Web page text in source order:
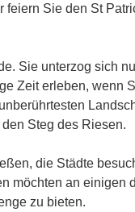
Sie den St
Sie unterzog sich
Zeit erleben, wenn
Steg des Riesen.
die Städte
möchten an einigen
zu bieten.